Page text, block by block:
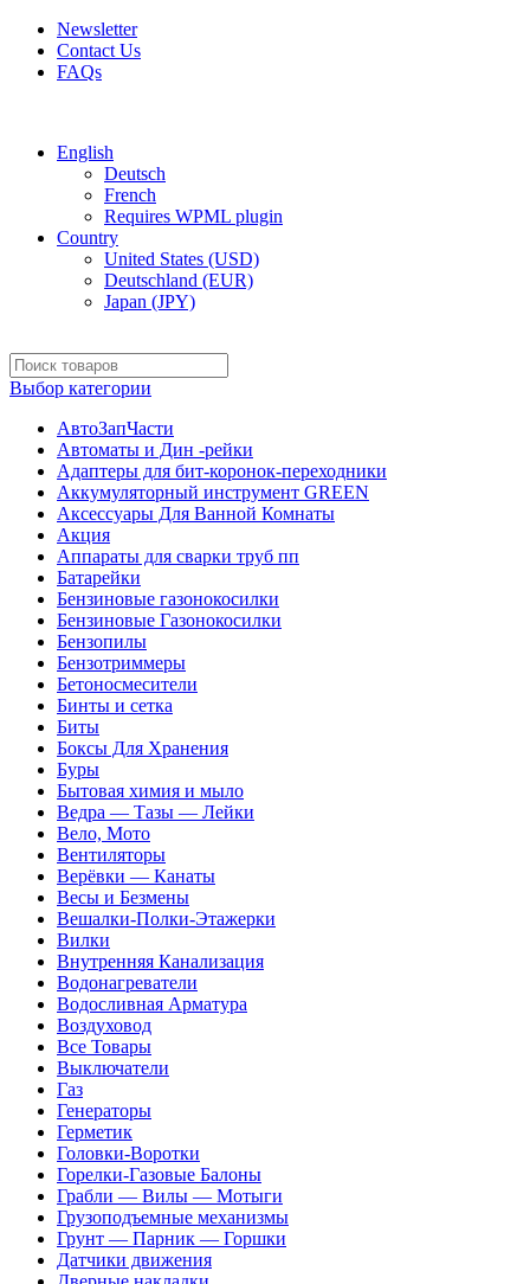
Newsletter
Contact Us
FAQs
English
Deutsch
French
Requires WPML plugin
Country
United States (USD)
Deutschland (EUR)
Japan (JPY)
Выбор категории
АвтоЗапЧасти
Автоматы и Дин -рейки
Адаптеры для бит-коронок-переходники
Аккумуляторный инструмент GREEN
Аксессуары Для Ванной Комнаты
Акция
Аппараты для сварки труб пп
Батарейки
Бензиновые газонокосилки
Бензиновые Газонокосилки
Бензопилы
Бензотриммеры
Бетоносмесители
Бинты и сетка
Биты
Боксы Для Хранения
Буры
Бытовая химия и мыло
Ведра — Тазы — Лейки
Вело, Мото
Вентиляторы
Верёвки — Канаты
Весы и Безмены
Вешалки-Полки-Этажерки
Вилки
Внутренняя Канализация
Водонагреватели
Водосливная Арматура
Воздуховод
Все Товары
Выключатели
Газ
Генераторы
Герметик
Головки-Воротки
Горелки-Газовые Балоны
Грабли — Вилы — Мотыги
Грузоподъемные механизмы
Грунт — Парник — Горшки
Датчики движения